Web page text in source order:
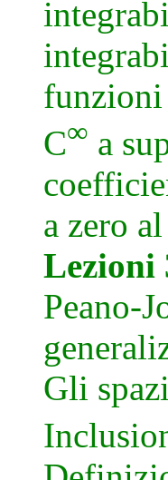
funzioni
C∞ a
a zero
Lezioni
Peano-
Gli